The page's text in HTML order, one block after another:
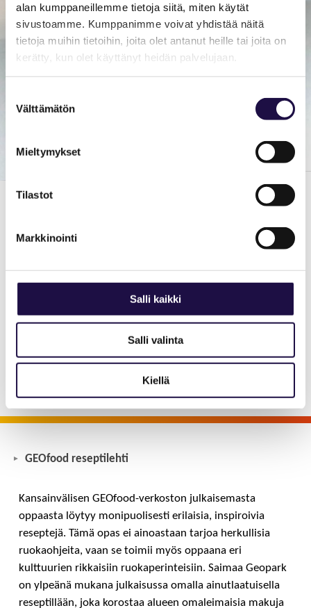
alan kumppaneillemme tietoja siitä, miten käytät
sivustoamme. Kumppanimme voivat yhdistää näitä
tietoja muihin tietoihin, joita olet antanut heille tai joita on
kerätty, kun olet käyttänyt heidän palvelujaan.
valinta
Välttämätön
Mieltymykset
Tilastot
Markkinointi
Salli kaikki
Salli valinta
Kiellä
ON NYT
JULKAISTU
Kansainvälinen GEOfood-verkosto on julkaissut
erinomaisen reseptilehden, joka esittelee laajan
valikoiman herkullisia reseptejä Geoparkeista eri
GEOfood reseptilehti
Kansainvälisen GEOfood-verkoston julkaisemasta
oppaasta löytyy monipuolisesti erilaisia, inspiroivia
reseptejä. Tämä opas ei ainoastaan tarjoa herkullisia
ruokaohjeita, vaan se toimii myös oppaana eri
kulttuurien rikkaisiin ruokaperinteisiin. Saimaa Geopark
on ylpeänä mukana julkaisussa omalla ainutlaatuisella
reseptillään, joka korostaa alueen omaleimaisia makuja